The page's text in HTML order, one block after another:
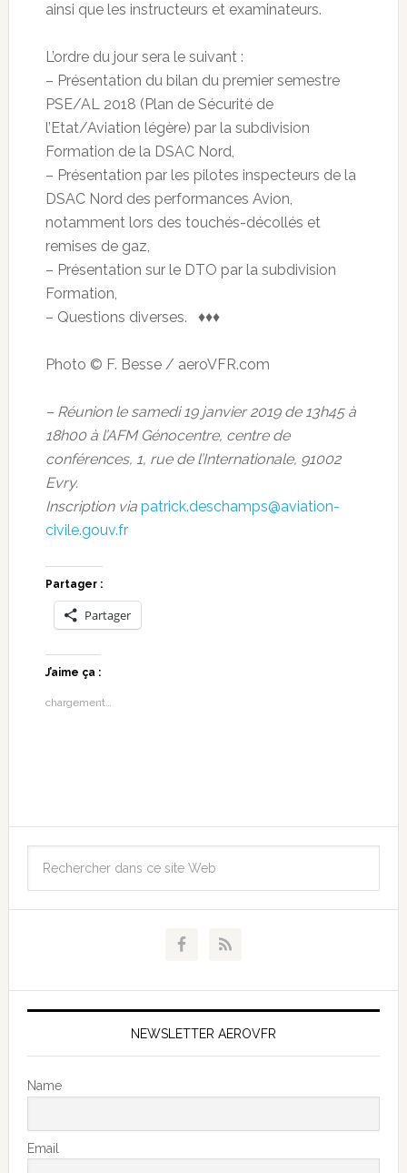
ainsi que les instructeurs et examinateurs.
L’ordre du jour sera le suivant :
– Présentation du bilan du premier semestre
PSE/AL 2018 (Plan de Sécurité de
l’Etat/Aviation légère) par la subdivision
Formation de la DSAC Nord,
– Présentation par les pilotes inspecteurs de la
DSAC Nord des performances Avion,
notamment lors des touchés-décollés et
remises de gaz,
– Présentation sur le DTO par la subdivision
Formation,
– Questions diverses. ♦♦♦
Photo © F. Besse / aeroVFR.com
– Réunion le samedi 19 janvier 2019 de 13h45 à
18h00 à l’AFM Génocentre, centre de
conférences, 1, rue de l’Internationale, 91002
Evry.
Inscription via patrick.deschamps@aviation-
civile.gouv.fr
Partager :
Partager
J’aime ça :
chargement…
NEWSLETTER AEROVFR
Name
Email